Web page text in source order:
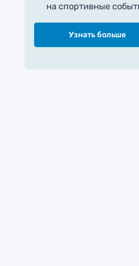
на спортивные
Узнать больше